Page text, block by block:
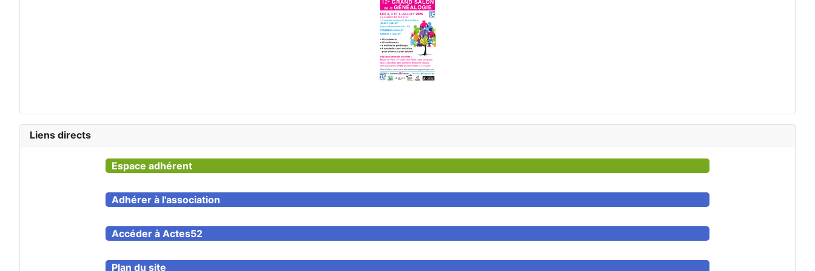
Liens directs
Espace adhérent
Adhérer à l'association
Accéder à Actes52
Plan du site